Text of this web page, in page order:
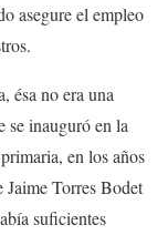
asegure el empleo
ésa no era una
se inauguró en la
en los años
Torres Bodet
suficientes